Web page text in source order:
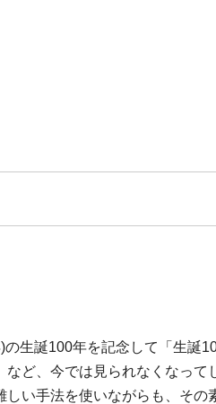
生誕100年を記念して「生
ど、今では見られなくなっ
い手法を使いながらも、そ